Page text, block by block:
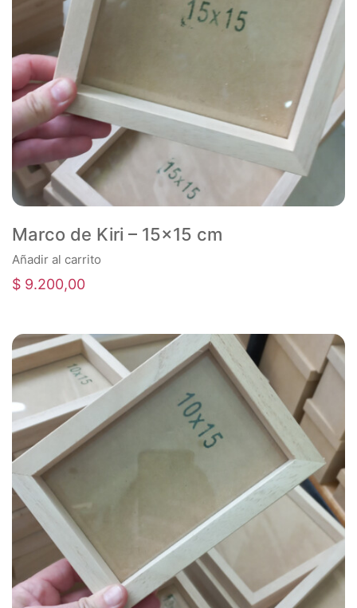
Marco de Kiri – 15×15 cm
Añadir al carrito
$ 9.200,00